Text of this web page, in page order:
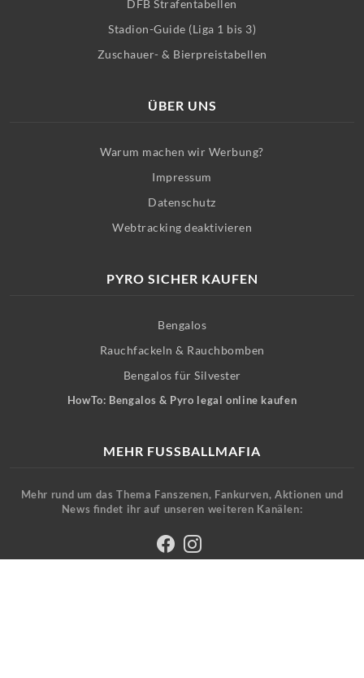
DFB Strafentabellen
Stadion-Guide (Liga 1 bis 3)
Zuschauer- & Bierpreistabellen
ÜBER UNS
Warum machen wir Werbung?
Impressum
Datenschutz
Webtracking deaktivieren
PYRO SICHER KAUFEN
Bengalos
Rauchfackeln & Rauchbomben
Bengalos für Silvester
HowTo: Bengalos & Pyro legal online kaufen
MEHR FUSSBALLMAFIA
Mehr rund um das Thema Fanszenen, Fankurven, Aktionen und
News findet ihr auf unseren weiteren Kanälen: